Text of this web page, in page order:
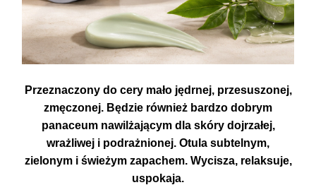
Przeznaczony do cery mało jędrnej, przesuszonej,
zmęczonej. Będzie również bardzo dobrym
panaceum nawilżającym dla skóry dojrzałej,
wrażliwej i podrażnionej. Otula subtelnym,
zielonym i świeżym zapachem. Wycisza, relaksuje,
uspokaja.